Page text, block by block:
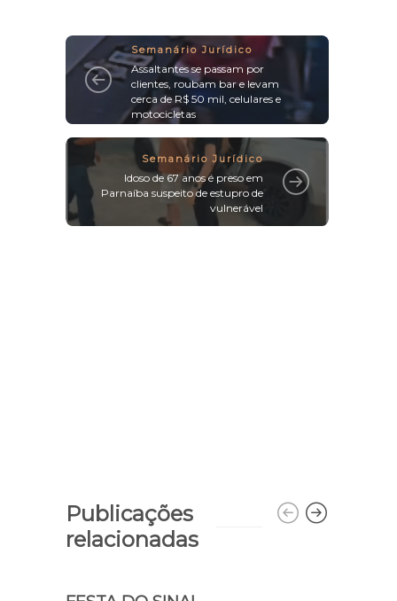
Semanário Jurídico
Assaltantes se passam por
clientes, roubam bar e levam
cerca de R$ 50 mil, celulares e
motocicletas
Semanário Jurídico
Idoso de 67 anos é preso em
Parnaíba suspeito de estupro de
vulnerável
Publicações
relacionadas